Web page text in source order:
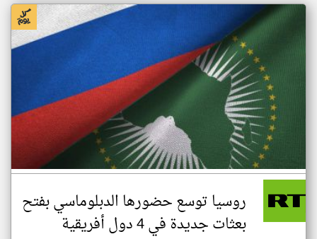
روسيا توسع حضورها الدبلوماسي بفتح
بعثات جديدة في 4 دول أفريقية